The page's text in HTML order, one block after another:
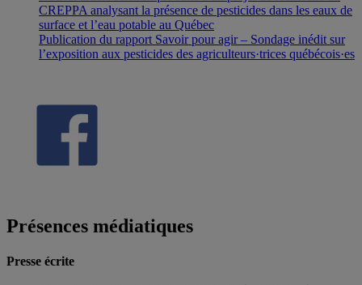
CREPPA analysant la présence de pesticides dans les eaux de
surface et l’eau potable au Québec
Publication du rapport Savoir pour agir – Sondage inédit sur
l’exposition aux pesticides des agriculteurs·trices québécois·es
Présences médiatiques
Presse écrite